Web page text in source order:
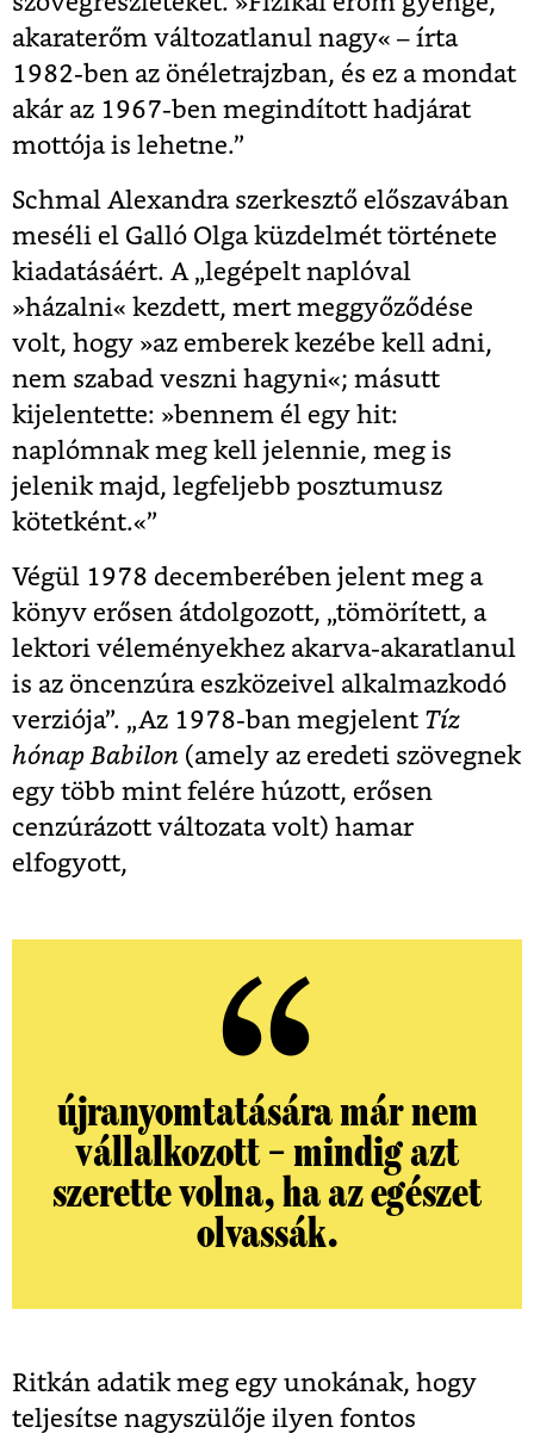
akaraterőm változatlanul nagy« – írta
1982-ben az önéletrajzban, és ez a mondat
akár az 1967-ben megindított hadjárat
mottója is lehetne.”
Schmal Alexandra szerkesztő előszavában
meséli el Galló Olga küzdelmét története
kiadatásáért. A „legépelt naplóval
»házalni« kezdett, mert meggyőződése
volt, hogy »az emberek kezébe kell adni,
nem szabad veszni hagyni«; másutt
kijelentette: »bennem él egy hit:
naplómnak meg kell jelennie, meg is
jelenik majd, legfeljebb posztumusz
kötetként.«”
Végül 1978 decemberében jelent meg a
könyv erősen átdolgozott, „tömörített, a
lektori véleményekhez akarva-akaratlanul
is az öncenzúra eszközeivel alkalmazkodó
verziója”. „Az 1978-ban megjelent Tíz
hónap Babilon (amely az eredeti szövegnek
egy több mint felére húzott, erősen
cenzúrázott változata volt) hamar
elfogyott,
újranyomtatására már nem
vállalkozott – mindig azt
szerette volna, ha az egészet
olvassák.
Ritkán adatik meg egy unokának, hogy
teljesítse nagyszülője ilyen fontos